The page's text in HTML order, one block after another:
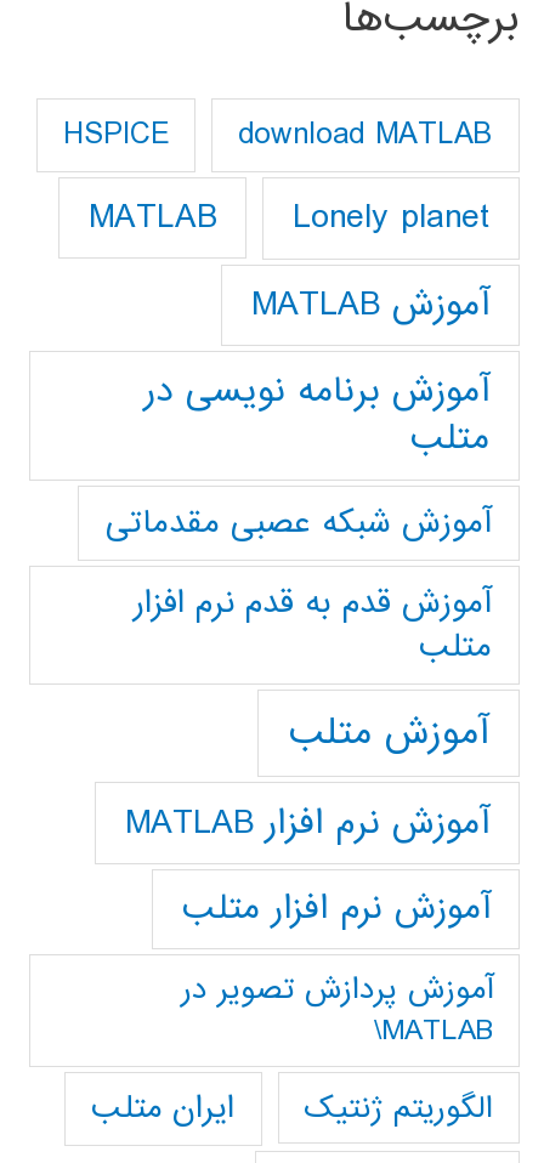
برچسب‌ها
download MATLAB
HSPICE
Lonely planet
MATLAB
آموزش MATLAB
آموزش برنامه نویسی در
متلب
آموزش شبکه عصبی مقدماتی
آموزش قدم به قدم نرم افزار
متلب
آموزش متلب
آموزش نرم افزار MATLAB
آموزش نرم افزار متلب
آموزش پردازش تصوير در
MATLAB\
الگوریتم ژنتیک
ایران متلب